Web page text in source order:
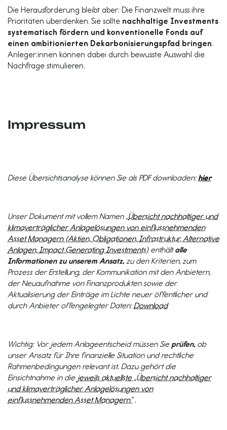
Die Herausforderung bleibt aber: Die Finanzwelt muss ihre
Prioritäten überdenken. Sie sollte nachhaltige Investments
systematisch fördern und konventionelle Fonds auf
einen ambitionierten Dekarbonisierungspfad bringen.
Anleger:innen können dabei durch bewusste Auswahl die
Nachfrage stimulieren.
Impressum
Diese Übersichtsanalyse können Sie als PDF downloaden: hier
Unser Dokument mit vollem Namen „Übersicht nachhaltiger und
klimaverträglicher Anlagelösungen von einflussnehmenden
Asset Managern (Aktien, Obligationen, Infrastruktur, Alternative
Anlagen, Impact Generating Investments) enthältalle
Informationen zu unserem Ansatz,zu den Kriterien, zum
Prozess der Erstellung, der Kommunikation mit den Anbietern,
der Neuaufnahme von Finanzprodukten sowie der
Aktualisierung der Einträge im Lichte neuer öffentlicher und
durch Anbieter offengelegter Daten: Download
Wichtig: Vor jedem Anlageentscheid müssen Sie prüfen,ob
unser Ansatz für Ihre finanzielle Situation und rechtliche
Rahmenbedingungen relevant ist. Dazu gehört die
Einsichtnahme in die jeweils aktuellste „Übersicht nachhaltiger
und klimaverträglicher Anlagelösungen von
einflussnehmenden Asset Managern“.